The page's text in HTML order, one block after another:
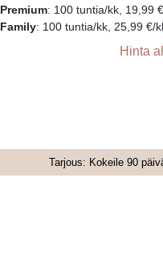
Premium: 100 tuntia/kk, 19,99
Family: 100 tuntia/kk, 25,99 €/
Hinta
Tarjous: Kokeile 90